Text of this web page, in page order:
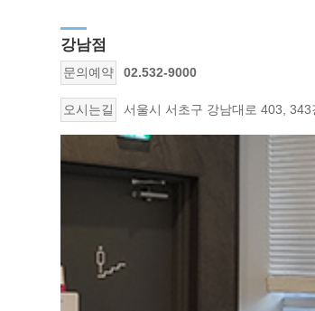
강남점
문의예약 02.532-9000
오시는길 서울시 서초구 강남대로 403,